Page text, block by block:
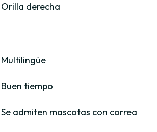
Orilla derecha
Multilingüe
Buen tiempo
Se admiten mascotas con correa